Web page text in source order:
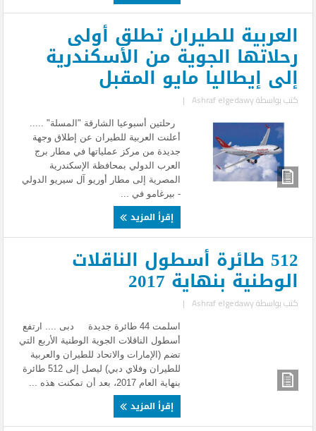
العربية للطيران تطلق أولى
رحلاتها الجوية من الأسكندرية
إلى إيطاليا مايو المقبل
كتب بواسطةAshraf elgedawy
|
رحلتين أسبوعيا الشارقة "المسلة" .....
أعلنت العربية للطيران عن إطلاق وجهة
جديدة من مركز عملياتها في مطار برج
العرب الدولي بمحافظة الإسكندرية
المصرية إلى مطار أوريو آل سيريو الدولي
- بيرغامو في ...
إقرأ المزيد
512 طائرة أسطول الناقلات
الوطنية بنهاية 2017
كتب بواسطةAshraf elgedawy
|
اسلمت 44 طائرة جديدة دبى .... ارتفع
أسطول الناقلات الجوية الوطنية الأربع التي
تضم (الإمارات والاتحاد للطيران والعربية
للطيران وفلاي دبي) ليصل إلى 512 طائرة
بنهاية العام 2017، بعد أن تمكنت هذه ...
إقرأ المزيد